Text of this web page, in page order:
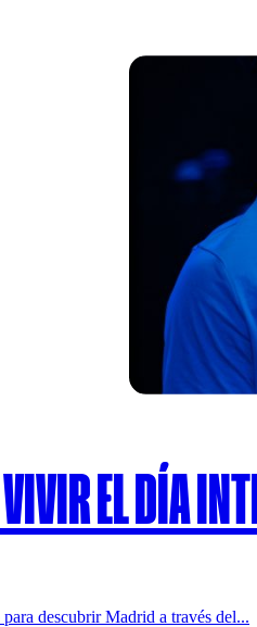
EL DÍA
descubrir Madrid a través del...